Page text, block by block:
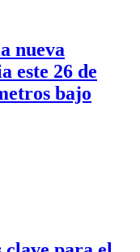
nueva
este 26 de
bajo